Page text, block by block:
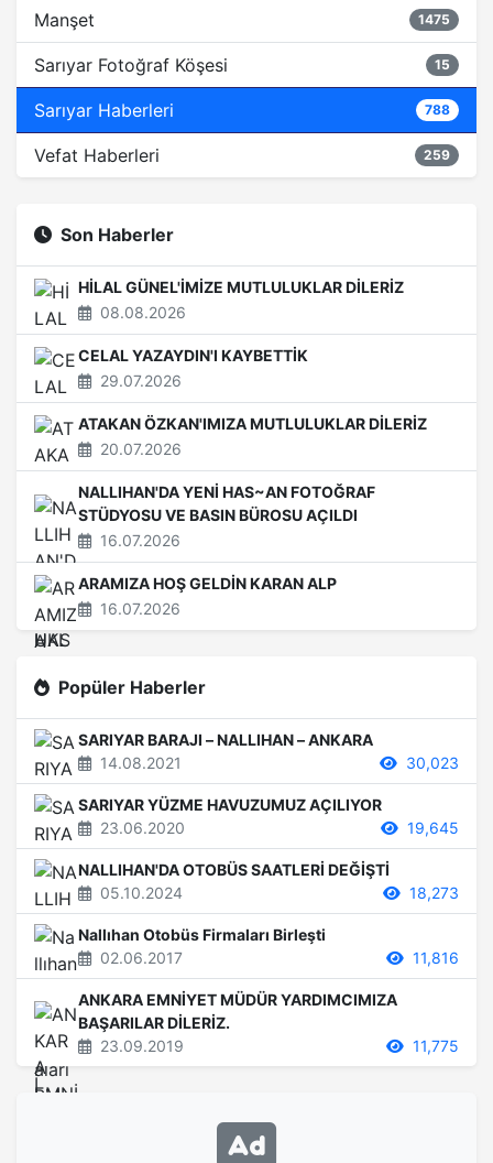
Manşet 1475
Sarıyar Fotoğraf Köşesi 15
Sarıyar Haberleri 788
Vefat Haberleri 259
Son Haberler
HİLAL GÜNEL'İMİZE MUTLULUKLAR DİLERİZ
08.08.2026
CELAL YAZAYDIN'I KAYBETTİK
29.07.2026
ATAKAN ÖZKAN'IMIZA MUTLULUKLAR DİLERİZ
20.07.2026
NALLIHAN'DA YENİ HAS~AN FOTOĞRAF
STÜDYOSU VE BASIN BÜROSU AÇILDI
16.07.2026
ARAMIZA HOŞ GELDİN KARAN ALP
16.07.2026
Popüler Haberler
SARIYAR BARAJI – NALLIHAN – ANKARA
14.08.2021
30,023
SARIYAR YÜZME HAVUZUMUZ AÇILIYOR
23.06.2020
19,645
NALLIHAN'DA OTOBÜS SAATLERİ DEĞİŞTİ
05.10.2024
18,273
Nallıhan Otobüs Firmaları Birleşti
02.06.2017
11,816
ANKARA EMNİYET MÜDÜR YARDIMCIMIZA
BAŞARILAR DİLERİZ.
23.09.2019
11,775